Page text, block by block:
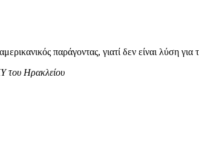
παράγοντας, γιατί δεν είναι λύση
του Ηρακλείου